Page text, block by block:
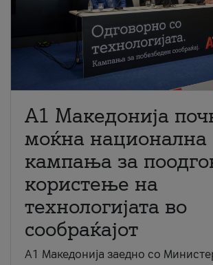
A1 Македонија
моќна национална
кампања за
користење на
технологијата во
сообраќајот
A1 Македонија заедно со